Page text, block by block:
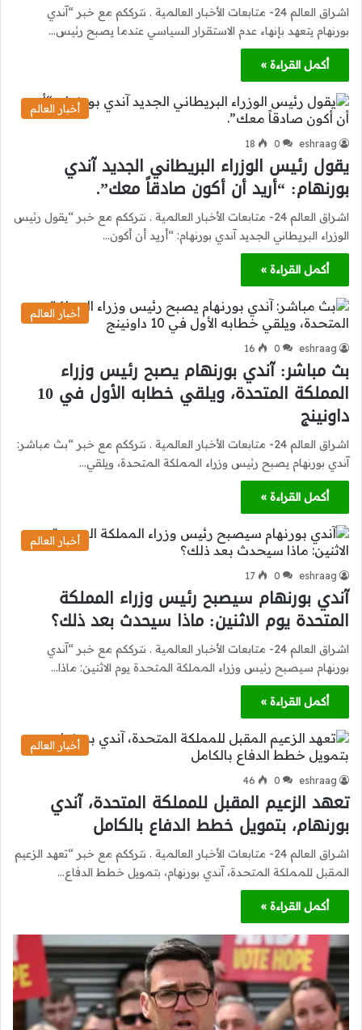
اشراق العالم 24- متابعات الأخبار العالمية . نترككم مع خبر “آندي
بورنهام يتعهد بإنهاء عدم الاستقرار السياسي عندما يصبح رئيس…
أكمل القراءة »
أخبار العالم
eshraag
0
18
يقول رئيس الوزراء البريطاني الجديد آندي
بورنهام: “أريد أن أكون صادقاً معك”.
اشراق العالم 24- متابعات الأخبار العالمية . نترككم مع خبر “يقول رئيس
الوزراء البريطاني الجديد آندي بورنهام: “أريد أن أكون…
أكمل القراءة »
أخبار العالم
eshraag
0
16
بث مباشر: آندي بورنهام يصبح رئيس وزراء
المملكة المتحدة، ويلقي خطابه الأول في 10
داونينج
اشراق العالم 24- متابعات الأخبار العالمية . نترككم مع خبر “بث مباشر:
آندي بورنهام يصبح رئيس وزراء المملكة المتحدة، ويلقي…
أكمل القراءة »
أخبار العالم
eshraag
0
17
آندي بورنهام سيصبح رئيس وزراء المملكة
المتحدة يوم الاثنين: ماذا سيحدث بعد ذلك؟
اشراق العالم 24- متابعات الأخبار العالمية . نترككم مع خبر “آندي
بورنهام سيصبح رئيس وزراء المملكة المتحدة يوم الاثنين: ماذا…
أكمل القراءة »
أخبار العالم
eshraag
0
46
تعهد الزعيم المقبل للمملكة المتحدة، آندي
بورنهام، بتمويل خطط الدفاع بالكامل
اشراق العالم 24- متابعات الأخبار العالمية . نترككم مع خبر “تعهد الزعيم
المقبل للمملكة المتحدة، آندي بورنهام، بتمويل خطط الدفاع…
أكمل القراءة »